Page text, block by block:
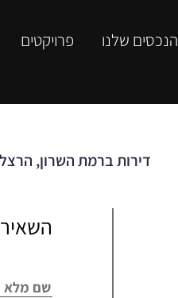
הנכסים שלנו פרויקטים
דירות ברמת השרון,